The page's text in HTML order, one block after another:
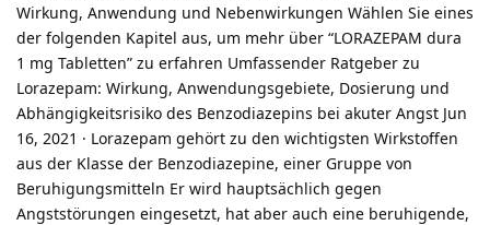
Wirkung, Anwendung und Nebenwirkungen Wählen Sie eines
der folgenden Kapitel aus, um mehr über “LORAZEPAM dura
1 mg Tabletten” zu erfahren Umfassender Ratgeber zu
Lorazepam: Wirkung, Anwendungsgebiete, Dosierung und
Abhängigkeitsrisiko des Benzodiazepins bei akuter Angst Jun
16, 2021 · Lorazepam gehört zu den wichtigsten Wirkstoffen
aus der Klasse der Benzodiazepine, einer Gruppe von
Beruhigungsmitteln Er wird hauptsächlich gegen
Angststörungen eingesetzt, hat aber auch eine beruhigende,